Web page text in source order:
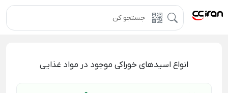
انواع اسیدهای خوراکی موجود در مواد غذایی